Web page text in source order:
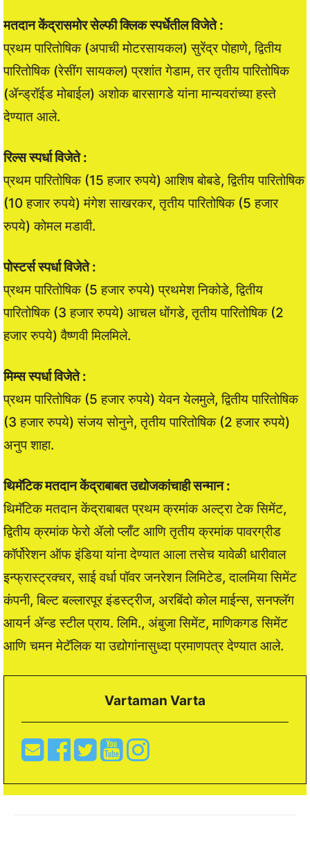
मतदान केंद्रासमोर सेल्फी क्लिक स्पर्धेतील विजेते :
प्रथम पारितोषिक (अपाची मोटरसायकल) सुरेंद्र पोहाणे, द्वितीय
पारितोषिक (रेसींग सायकल) प्रशांत गेडाम, तर तृतीय पारितोषिक
(ॲन्ड्रॉईड मोबाईल) अशोक बारसागडे यांना मान्यवरांच्या हस्ते
देण्यात आले.
रिल्स स्पर्धा विजेते :
प्रथम पारितोषिक (15 हजार रुपये) आशिष बोबडे, द्वितीय पारितोषिक
(10 हजार रुपये) मंगेश साखरकर, तृतीय पारितोषिक (5 हजार
रुपये) कोमल मडावी.
पोस्टर्स स्पर्धा विजेते :
प्रथम पारितोषिक (5 हजार रुपये) प्रथमेश निकोडे, द्वितीय
पारितोषिक (3 हजार रुपये) आचल धोंगडे, तृतीय पारितोषिक (2
हजार रुपये) वैष्णवी मिलमिले.
मिम्स स्पर्धा विजेते :
प्रथम पारितोषिक (5 हजार रुपये) येवन येलमुले, द्वितीय पारितोषिक
(3 हजार रुपये) संजय सोनुने, तृतीय पारितोषिक (2 हजार रुपये)
अनुप शाहा.
थिमॅटिक मतदान केंद्राबाबत उद्योजकांचाही सन्मान :
थिमॅटिक मतदान केंद्राबाबत प्रथम क्रमांक अल्ट्रा टेक सिमेंट,
द्वितीय क्रमांक फेरो ॲलो प्लाँट आणि तृतीय क्रमांक पावरग्रीड
कॉर्पोरेशन ऑफ इंडिया यांना देण्यात आला तसेच यावेळी धारीवाल
इन्फ्रास्ट्रक्चर, साई वर्धा पॉवर जनरेशन लिमिटेड, दालमिया सिमेंट
कंपनी, बिल्ट बल्लारपूर इंडस्ट्रीज, अरबिंदो कोल माईन्स, सनफ्लॅग
आयर्न ॲन्ड स्टील प्राय. लिमि., अंबुजा सिमेंट, माणिकगड सिमेंट
आणि चमन मेटॅलिक या उद्योगांनासुध्दा प्रमाणपत्र देण्यात आले.
Vartaman Varta